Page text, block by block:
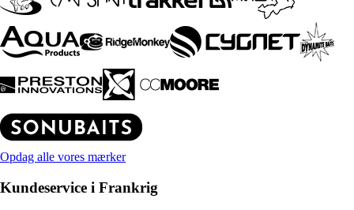
Opdag alle vores mærker
Kundeservice i Frankrig